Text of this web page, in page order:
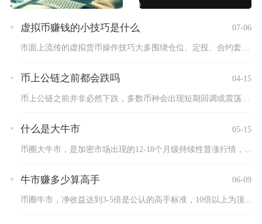
虚拟币赚钱的小技巧是什么 07-06
币上公链之前都会跌吗 04-15
什么是大牛市 05-15
币圈大牛市，是加密市场出现的12-18个月级持续性普涨行情，...
牛市赚多少算高手 06-09
币圈牛市，净收益达到3-5倍是公认的高手标准，10倍以上为顶...